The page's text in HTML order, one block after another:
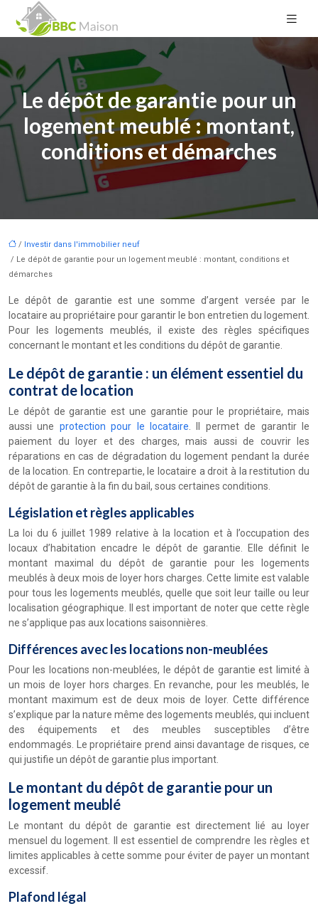
Le dépôt de garantie pour un
logement meublé : montant,
conditions et démarches
/ Investir dans l'immobilier neuf
/ Le dépôt de garantie pour un logement meublé : montant, conditions et
démarches
Le dépôt de garantie est une somme d’argent versée par le
locataire au propriétaire pour garantir le bon entretien du logement.
Pour les logements meublés, il existe des règles spécifiques
concernant le montant et les conditions du dépôt de garantie.
Le dépôt de garantie : un élément essentiel du
contrat de location
Le dépôt de garantie est une garantie pour le propriétaire, mais
aussi une protection pour le locataire . Il permet de garantir le
paiement du loyer et des charges, mais aussi de couvrir les
réparations en cas de dégradation du logement pendant la durée
de la location. En contrepartie, le locataire a droit à la restitution du
dépôt de garantie à la fin du bail, sous certaines conditions.
Législation et règles applicables
La loi du 6 juillet 1989 relative à la location et à l’occupation des
locaux d’habitation encadre le dépôt de garantie. Elle définit le
montant maximal du dépôt de garantie pour les logements
meublés à deux mois de loyer hors charges. Cette limite est valable
pour tous les logements meublés, quelle que soit leur taille ou leur
localisation géographique. Il est important de noter que cette règle
ne s’applique pas aux locations saisonnières.
Différences avec les locations non-meublées
Pour les locations non-meublées, le dépôt de garantie est limité à
un mois de loyer hors charges. En revanche, pour les meublés, le
montant maximum est de deux mois de loyer. Cette différence
s’explique par la nature même des logements meublés, qui incluent
des équipements et des meubles susceptibles d’être
endommagés. Le propriétaire prend ainsi davantage de risques, ce
qui justifie un dépôt de garantie plus important.
Le montant du dépôt de garantie pour un
logement meublé
Le montant du dépôt de garantie est directement lié au loyer
mensuel du logement. Il est essentiel de comprendre les règles et
limites applicables à cette somme pour éviter de payer un montant
excessif.
Plafond légal